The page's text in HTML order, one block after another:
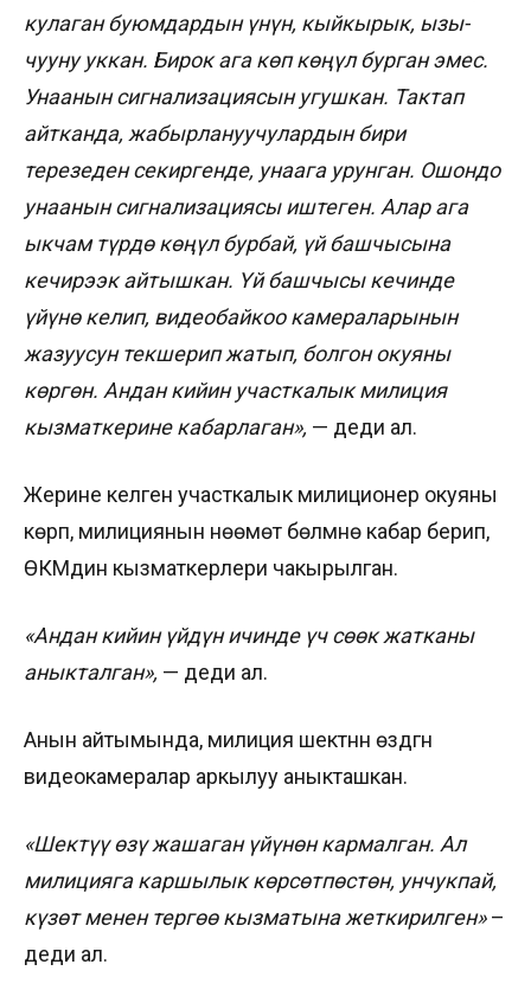
кулаган буюмдардын үнүн, кыйкырык, ызы-
чууну уккан. Бирок ага көп көңүл бурган эмес.
Унаанын сигнализациясын угушкан. Тактап
айтканда, жабырлануучулардын бири
терезеден секиргенде, унаага урунган. Ошондо
унаанын сигнализациясы иштеген. Алар ага
ыкчам түрдө көңүл бурбай, үй башчысына
кечирээк айтышкан. Үй башчысы кечинде
үйүнө келип, видеобайкоо камераларынын
жазуусун текшерип жатып, болгон окуяны
көргөн. Андан кийин участкалык милиция
кызматкерине кабарлаган», — деди ал.
Жерине келген участкалык милиционер окуяны
көрүп, милициянын нөөмөт бөлүмүнө кабар берип,
ӨКМдин кызматкерлери чакырылган.
«Андан кийин үйдүн ичинде үч сөөк жатканы
аныкталган», — деди ал.
Анын айтымында, милиция шектүүнүн өздүгүн
видеокамералар аркылуу аныкташкан.
«Шектүү өзү жашаган үйүнөн кармалган. Ал
милицияга каршылык көрсөтпөстөн, унчукпай,
күзөт менен тергөө кызматына жеткирилген»–
деди ал.